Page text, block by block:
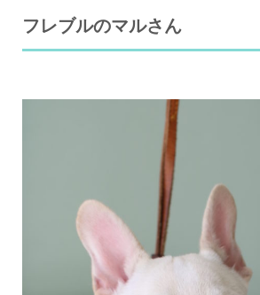
フレブルのマルさん